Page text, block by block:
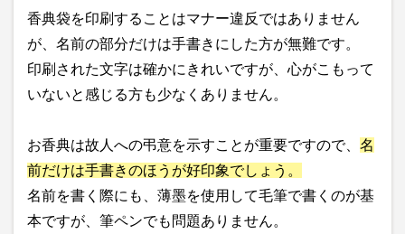
香典袋を印刷することはマナー違反ではありません
が、名前の部分だけは手書きにした方が無難です。
印刷された文字は確かにきれいですが、心がこもって
いないと感じる方も少なくありません。
お香典は故人への弔意を示すことが重要ですので、 名
前だけは手書きのほうが好印象でしょう。
名前を書く際にも、薄墨を使用して毛筆で書くのが基
本ですが、筆ペンでも問題ありません。